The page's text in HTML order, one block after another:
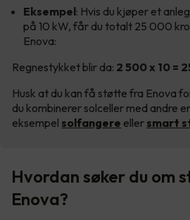
Eksempel: Hvis du kjøper et
på 10 kW, får du totalt 25 000
Enova:
Regnestykket blir da: 2 500 x 10 =
Husk at du kan få støtte fra Enova
du kombinerer solceller med andre
eksempel solfangere eller smart
Hvordan søker du om
Enova?